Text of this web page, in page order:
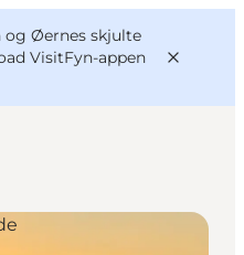
og Øernes skjulte
VisitFyn-appen